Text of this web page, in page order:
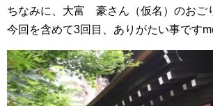
ちなみに、大富 豪さん（仮名）のおご
今回を含めて3回目、ありがたい事です